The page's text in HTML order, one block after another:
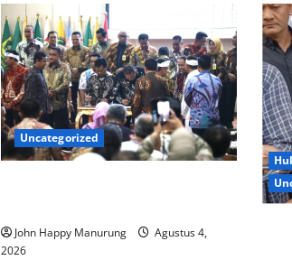
Uncategorized
John Happy Manurung
Agustus 4,
2026